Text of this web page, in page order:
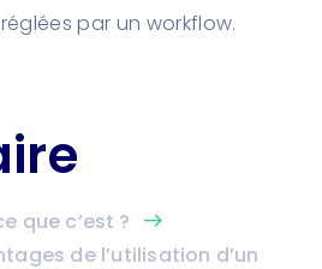
par un workflow.
que c’est ? east
de l’utilisation d’un